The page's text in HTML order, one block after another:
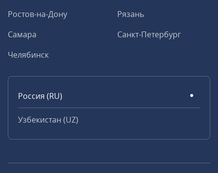
Ростов-на-Дону
Рязань
Самара
Санкт-Петербург
Челябинск
Россия (RU)
Узбекистан (UZ)